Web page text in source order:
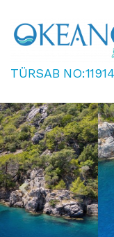
TÜRSAB NO:11914
Previous